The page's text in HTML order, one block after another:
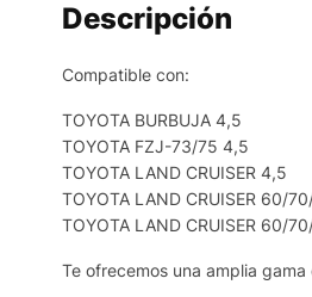
Descripción
Compatible con:
TOYOTA BURBUJA 4,5
TOYOTA FZJ-73/75 4,5
TOYOTA LAND CRUISER 4,5
TOYOTA LAND CRUISER 60/
TOYOTA LAND CRUISER 60/
Te ofrecemos una amplia